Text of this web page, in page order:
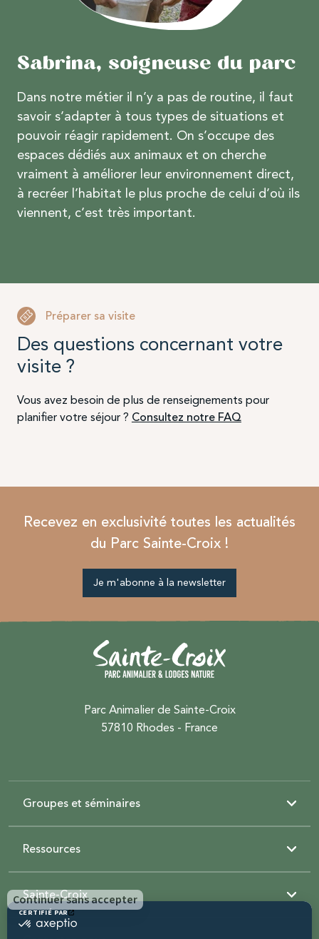
Sabrina, soigneuse du parc
Dans notre métier il n’y a pas de routine, il faut
savoir s’adapter à tous types de situations et
pouvoir réagir rapidement. On s’occupe des
espaces dédiés aux animaux et on cherche
vraiment à améliorer leur environnement direct,
à recréer l’habitat le plus proche de celui d’où ils
viennent, c’est très important.
Préparer sa visite
Des questions concernant votre
visite ?
Vous avez besoin de plus de renseignements pour
planifier votre séjour ? Consultez notre FAQ
Recevez en exclusivité toutes les actualités
du Parc Sainte-Croix !
Je m'abonne à la newsletter
Parc Animalier de Sainte-Croix
57810 Rhodes - France
Groupes et séminaires
Ressources
Sainte-Croix